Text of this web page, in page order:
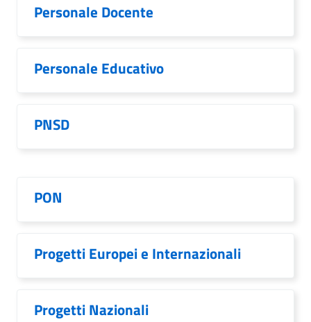
Personale Docente
Personale Educativo
PNSD
PON
Progetti Europei e Internazionali
Progetti Nazionali